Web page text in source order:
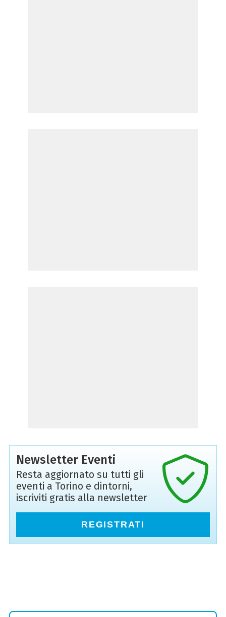
Newsletter Eventi
Resta aggiornato su tutti gli
eventi a Torino e dintorni,
iscriviti gratis alla newsletter
REGISTRATI